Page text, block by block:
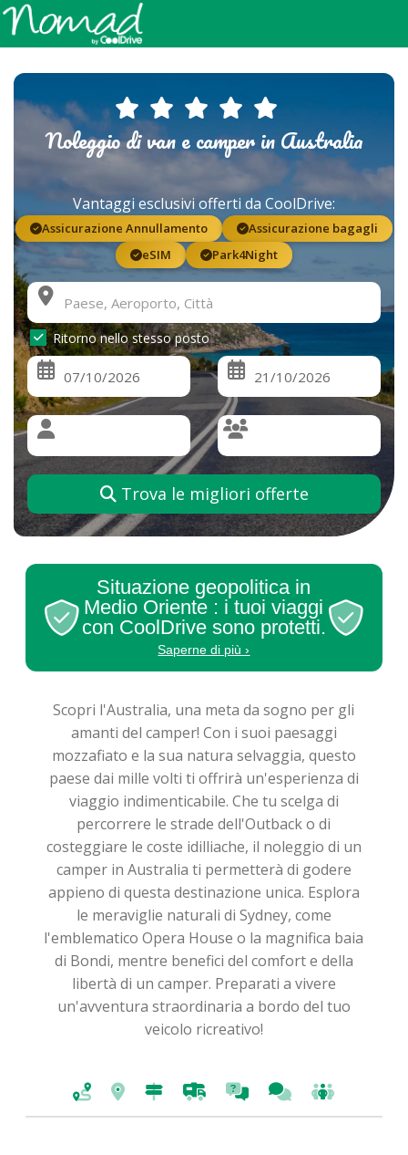
Noleggio di van e camper in Australia
Vantaggi esclusivi offerti da CoolDrive:
Assicurazione Annullamento
Assicurazione bagagli
eSIM
Park4Night
Ritorno nello stesso posto
Trova le migliori offerte
Situazione geopolitica in
Medio Oriente : i tuoi viaggi
con CoolDrive sono protetti.
Saperne di più ›
Scopri l'Australia, una meta da sogno per gli
amanti del camper! Con i suoi paesaggi
mozzafiato e la sua natura selvaggia, questo
paese dai mille volti ti offrirà un'esperienza di
viaggio indimenticabile. Che tu scelga di
percorrere le strade dell'Outback o di
costeggiare le coste idilliache, il noleggio di un
camper in Australia ti permetterà di godere
appieno di questa destinazione unica. Esplora
le meraviglie naturali di Sydney, come
l'emblematico Opera House o la magnifica baia
di Bondi, mentre benefici del comfort e della
libertà di un camper. Preparati a vivere
un'avventura straordinaria a bordo del tuo
veicolo ricreativo!